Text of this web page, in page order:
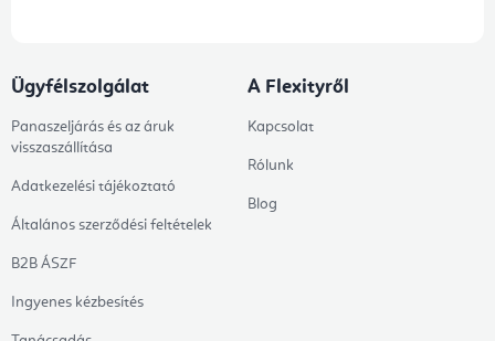
Ügyfélszolgálat
Panaszeljárás és az áruk
visszaszállítása
Adatkezelési tájékoztató
Általános szerződési feltételek
B2B ÁSZF
Ingyenes kézbesítés
A Flexityről
Kapcsolat
Rólunk
Blog